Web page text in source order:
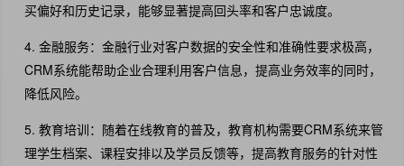
买偏好和历史记录，能够显著提高回头率和客户忠诚度。
4. 金融服务：金融行业对客户数据的安全性和准确性要求极高，
CRM系统能帮助企业合理利用客户信息，提高业务效率的同时，
降低风险。
5. 教育培训：随着在线教育的普及，教育机构需要CRM系统来管
理学生档案、课程安排以及学员反馈等，提高教育服务的针对性